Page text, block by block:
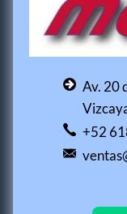
Av. 20
+52